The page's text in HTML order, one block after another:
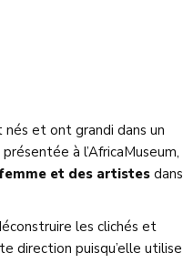
nés et ont grandi dans un
à l’AfricaMuseum,
et des artistes dans
les clichés et
direction puisqu’elle utilise